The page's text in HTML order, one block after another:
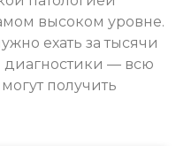
высоком уровне.
ехать за тысячи
— всю
получить